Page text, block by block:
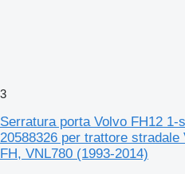
3
Serratura porta Volvo FH12 1-
20588326 per trattore stradale
FH, VNL780 (1993-2014)